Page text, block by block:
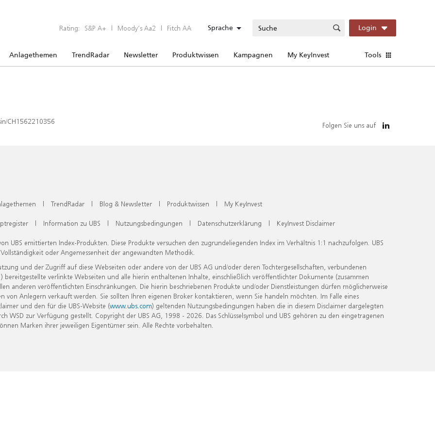
Rating: S&P A+ | Moody’s Aa2 | Fitch AA Sprache Login
Anlagethemen TrendRadar Newsletter Produktwissen Kampagnen My KeyInvest Tools
CH1562210356 Folgen Sie uns auf
| TrendRadar | Blog & Newsletter | Produktwissen | My KeyInvest
| Information zu UBS | Nutzungsbedingungen | Datenschutzerklärung | KeyInvest Disclaimer
UBS emittierten Index-Produkten. Diese Produkte versuchen den zugrundeliegenden Index im Verhältnis 1:1 nachzufolgen. UBS
oder Angemessenheit der angewandten Methodik.
und der Zugriff auf diese Webseiten oder andere von der UBS AG und/oder deren Tochtergesellschaften, verbundenen
verlinkte Webseiten und alle hierin enthaltenen Inhalte, einschließlich veröffentlichter Dokumente (zusammen
anderen veröffentlichten Einschränkungen. Die hierin beschriebenen Produkte und/oder Dienstleistungen dürfen möglicherweise
Anlegern verkauft werden. Sie sollten Ihren eigenen Broker kontaktieren, wenn Sie handeln möchten. Im Falle eines
und den für die UBS-Website (www.ubs.com) geltenden Nutzungsbedingungen haben die in diesem Disclaimer dargelegten
zur Verfügung gestellt. Copyright der UBS AG, 1998 - 2026. Das Schlüsselsymbol und UBS gehören zu den eingetragenen
Marken ihrer jeweiligen Eigentümer sein. Alle Rechte vorbehalten.